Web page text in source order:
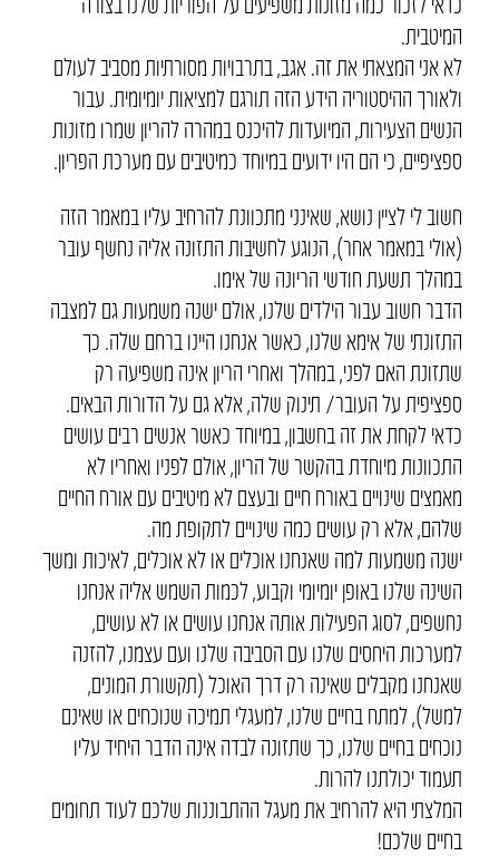
המיטבית.
לא אני המצאתי את זה. אגב, בתרבויות מסורתיות מסביב לעולם
ולאורך ההיסטוריה הידע הזה תורגם למציאות יומיומית. עבור
הנשים הצעירות, המיועדות להיכנס במהרה להריון שמרו מזונות
ספציפיים, כי הם היו ידועים במיוחד כמיטיבים עם מערכת הפריון.
חשוב לי לציין נושא, שאינני מתכוונת להרחיב עליו במאמר הזה
(אולי במאמר אחר), הנוגע לחשיבות התזונה אליה נחשף עובר
במהלך תשעת חודשי הריונה של אימו.
הדבר חשוב עבור הילדים שלנו, אולם ישנה משמעות גם למצבה
התזונתי של אימא שלנו, כאשר אנחנו היינו ברחם שלה. כך
שתזונת האם לפני, במהלך ואחרי הריון אינה משפיעה רק
ספציפית על העובר/ תינוק שלה, אלא גם על הדורות הבאים.
כדאי לקחת את זה בחשבון, במיוחד כאשר אנשים רבים עושים
התכוונות מיוחדת בהקשר של הריון, אולם לפניו ואחריו לא
מאמצים שינויים באורח חיים ובעצם לא מיטיבים עם אורח החיים
שלהם, אלא רק עושים כמה שינויים לתקופת מה.
ישנה משמעות למה שאנחנו אוכלים או לא אוכלים, לאיכות ומשך
השינה שלנו באופן יומיומי וקבוע, לכמות השמש אליה אנחנו
נחשפים, לסוג הפעילות אותה אנחנו עושים או לא עושים,
למערכות היחסים שלנו עם הסביבה שלנו ועם עצמנו, להזנה
שאנחנו מקבלים שאינה רק דרך האוכל (תקשורת המונים,
למשל), למתח בחיים שלנו, למעגלי תמיכה שנוכחים או שאינם
נוכחים בחיים שלנו, כך שתזונה לבדה אינה הדבר היחיד עליו
תעמוד יכולתנו להרות.
המלצתי היא להרחיב את מעגל ההתבוננות שלכם לעוד תחומים
בחיים שלכם!